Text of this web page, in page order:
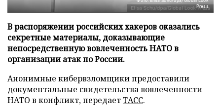
Press
В распоряжении российских хакеров оказались
секретные материалы, доказывающие
непосредственную вовлеченность НАТО в
организации атак по России.
Анонимные кибервзломщики предоставили
документальные свидетельства вовлеченности
НАТО в конфликт, передаетТАСС.